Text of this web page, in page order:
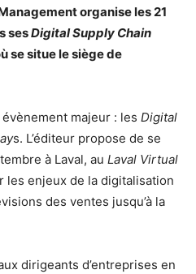
organise les 21
sesDigital Supply Chain
se situe le siège de
majeur : les Digital
s. L’éditeur propose de se
à Laval, au Laval Virtual
les enjeux de la digitalisation
des ventes jusqu’à la
dirigeants d’entreprises en